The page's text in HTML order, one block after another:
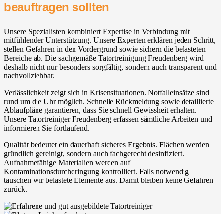
beauftragen sollten
Unsere Spezialisten kombiniert Expertise in Verbindung mit
mitfühlender Unterstützung. Unsere Experten erklären jeden Schritt,
stellen Gefahren in den Vordergrund sowie sichern die belasteten
Bereiche ab. Die sachgemäße Tatortreinigung Freudenberg wird
deshalb nicht nur besonders sorgfältig, sondern auch transparent und
nachvollziehbar.
Verlässlichkeit zeigt sich in Krisensituationen. Notfalleinsätze sind
rund um die Uhr möglich. Schnelle Rückmeldung sowie detaillierte
Ablaufpläne garantieren, dass Sie schnell Gewissheit erhalten.
Unsere Tatortreiniger Freudenberg erfassen sämtliche Arbeiten und
informieren Sie fortlaufend.
Qualität bedeutet ein dauerhaft sicheres Ergebnis. Flächen werden
gründlich gereinigt, sondern auch fachgerecht desinfiziert.
Aufnahmefähige Materialien werden auf
Kontaminationsdurchdringung kontrolliert. Falls notwendig
tauschen wir belastete Elemente aus. Damit bleiben keine Gefahren
zurück.